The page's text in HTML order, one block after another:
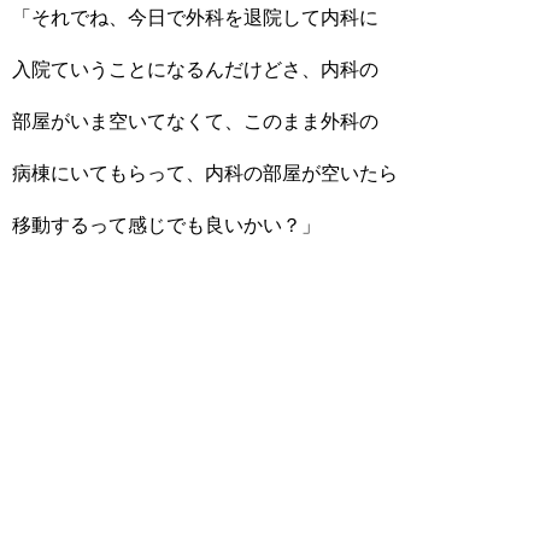
「それでね、今日で外科を退院して内科に
入院ていうことになるんだけどさ、内科の
部屋がいま空いてなくて、このまま外科の
病棟にいてもらって、内科の部屋が空いたら
移動するって感じでも良いかい？」